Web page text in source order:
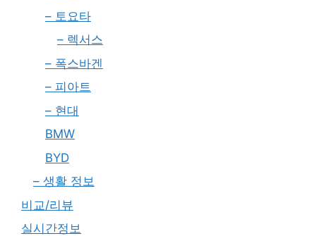
– 토요타
– 렉서스
– 폭스바겐
– 피아트
– 현대
BMW
BYD
– 생활 정보
비교/리뷰
실시간정보